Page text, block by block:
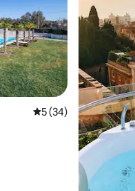
recensies
Gemiddelde
5 (34)